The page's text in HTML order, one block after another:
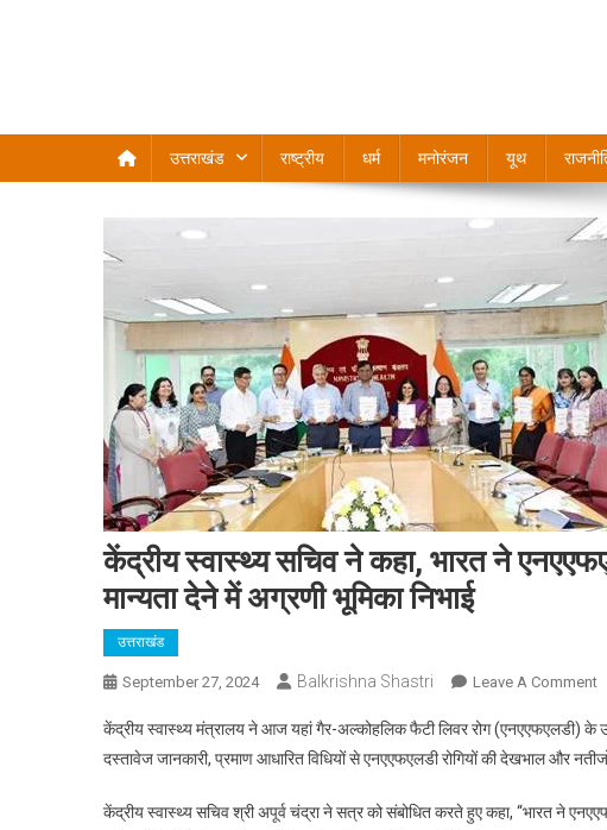
उत्तराखंड राष्ट्रीय धर्म मनोरंजन यूथ
केंद्रीय स्वास्थ्य सचिव ने कहा, भारत ने
मान्यता देने में अग्रणी भूमिका निभाई
उत्तराखंड
September 27, 2024 Balkrishna Shastri Leave A CommentOn
केंद्रीय स्वास्थ्य मंत्रालय ने आज यहां गैर-अल्कोहलिक फैटी लिवर रोग (एनएएफएलडी) के
दस्तावेज जानकारी, प्रमाण आधारित विधियों से एनएएफएलडी रोगियों की देखभाल और
केंद्रीय स्वास्थ्य सचिव श्री अपूर्व चंद्रा ने सत्र को संबोधित करते हुए कहा, “भारत ने